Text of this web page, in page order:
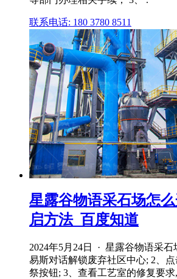
联系电话: 180 3780 8511
星露谷物语采石场怎
启方法_百度知道
2024年5月24日 · 星露谷物语采石
易斯对话解锁废弃社区中心; 2、
祭按钮; 3、查看工艺室的修复要求